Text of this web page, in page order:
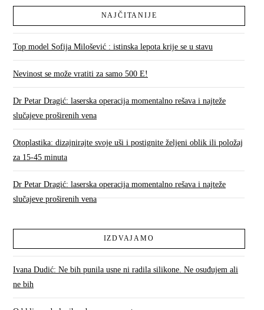
NAJČITANIJE
Top model Sofija Milošević : istinska lepota krije se u stavu
Nevinost se može vratiti za samo 500 E!
Dr Petar Dragić: laserska operacija momentalno rešava i najteže
slučajeve proširenih vena
Otoplastika: dizajnirajte svoje uši i postignite željeni oblik ili položaj
za 15-45 minuta
Dr Petar Dragić: laserska operacija momentalno rešava i najteže
slučajeve proširenih vena
IZDVAJAMO
Ivana Dudić: Ne bih punila usne ni radila silikone. Ne osuđujem ali
ne bih